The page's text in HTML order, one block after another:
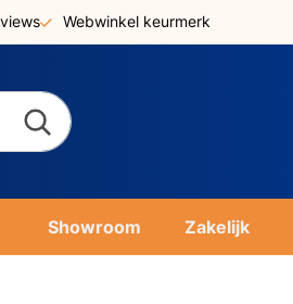
Webwinkel keurmerk
Showroom Zakelijk